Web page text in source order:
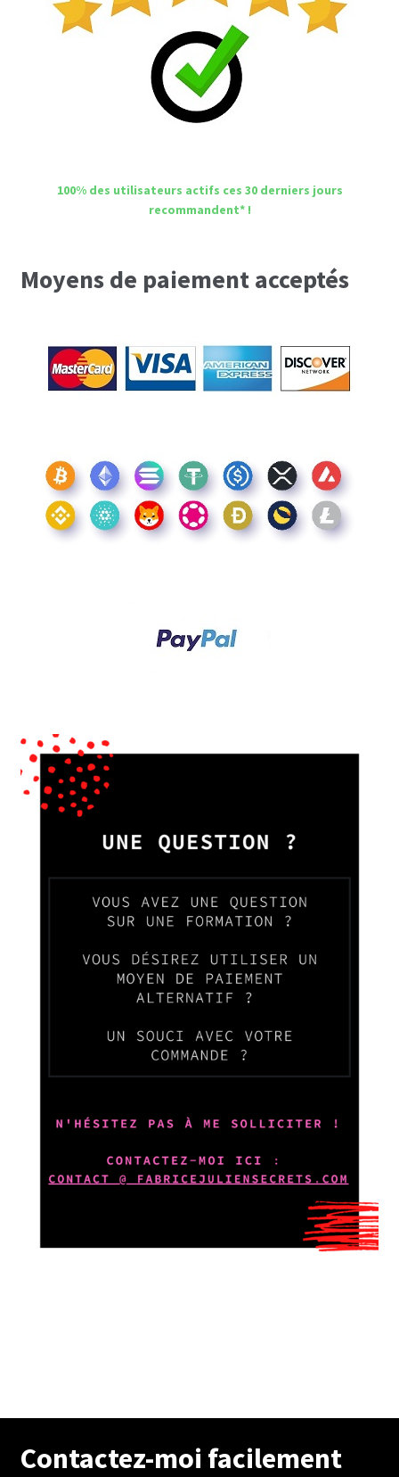
100% des utilisateurs actifs ces 30 derniers jours
recommandent* !
Moyens de paiement acceptés
Contactez-moi facilement